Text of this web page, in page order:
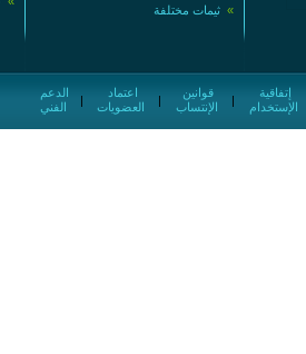
» ثيمات مختلفة
الفني
|
العضويات
|
الإنتساب
|
الإستخدام